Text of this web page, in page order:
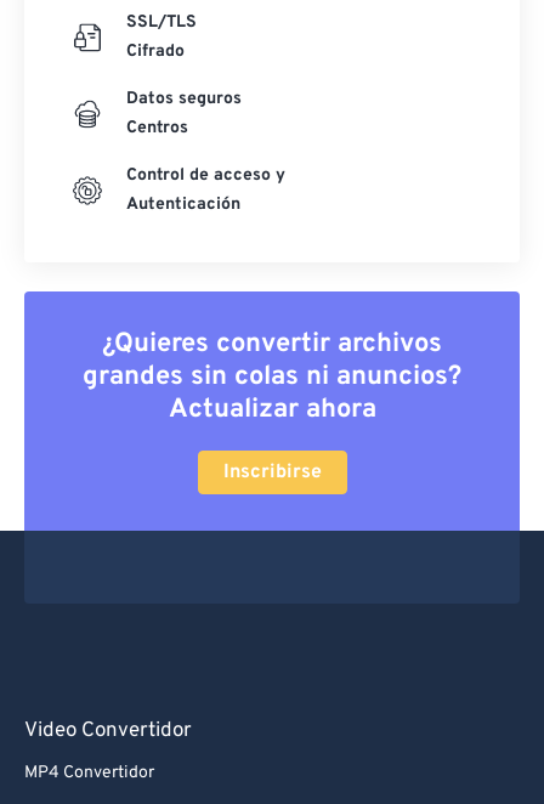
SSL/TLS
Cifrado
Datos seguros
Centros
Control de acceso y
Autenticación
¿Quieres convertir archivos
grandes sin colas ni anuncios?
Actualizar ahora
Inscribirse
Video Convertidor
MP4 Convertidor